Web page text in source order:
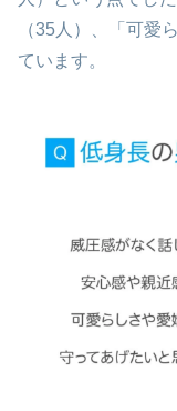
（35人）、「可愛
ています。